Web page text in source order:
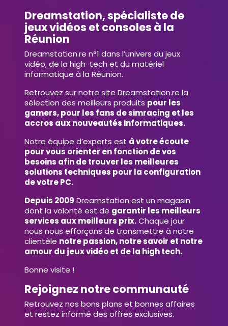
Dreamstation, spécialiste de
jeux vidéos et consoles à la
Réunion
Dreamstation.re n°1 dans l’univers du jeux
vidéo, de la high-tech et du matériel
informatique à la Réunion.
Retrouvez sur notre site Dreamstation.re la
sélection des meilleurs produits pour les
gamers, pour les fans de simracing et les
accros aux nouveautés informatiques.
Notre équipe d’experts est à votre écoute
pour vous orienter en fonction de vos
besoins afin de trouver les meilleures
solutions techniques pour la configuration
de votre PC.
Depuis 2009 Dreamstation est un magasin
dont la volonté est de garantir les meilleurs
services aux meilleurs prix.Chaque jour
nous nous efforçons de transmettre à notre
clientèle notre passion, notre savoir et notre
amour du jeux vidéo et de la high tech.
Bonne visite !
Rejoignez notre communauté
Retrouvez nos bons plans et bonnes affaires
et restez informé des offres exclusives.